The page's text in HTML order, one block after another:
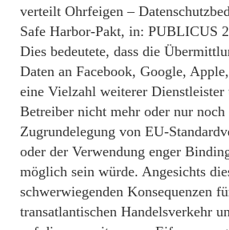
verteilt Ohrfeigen –
Safe Harbor-Pakt, in: PUBLICUS
Dies bedeutete, dass die
Daten an Facebook, Google,
eine Vielzahl weiterer Dienstleister
Betreiber nicht mehr oder nur noch
Zugrundelegung von EU-
oder der Verwendung enger
möglich sein würde. Angesichts
schwerwiegenden Konsequenzen
transatlantischen Handelsverkehr